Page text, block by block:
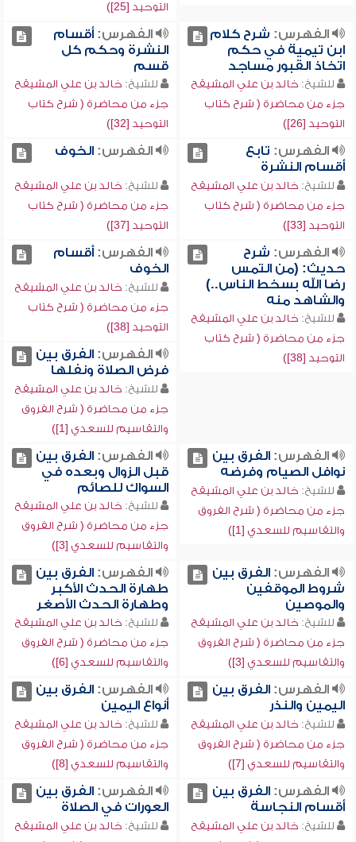
التوحيد [25])
الفهرس: شرح كلام
ابن تيمية في حكم
اتخاذ القبور مساجد
للشيخ: خالد بن علي المشيقح
جزء من محاضرة ( شرح كتاب
التوحيد [26])
الفهرس:أقسام
النشرة وحكم كل
قسم
للشيخ: خالد بن علي المشيقح
جزء من محاضرة ( شرح كتاب
التوحيد [32])
الفهرس: تابع
أقسام النشرة
للشيخ: خالد بن علي المشيقح
جزء من محاضرة ( شرح كتاب
التوحيد [33])
الفهرس:الخوف
للشيخ: خالد بن علي المشيقح
جزء من محاضرة ( شرح كتاب
التوحيد [37])
الفهرس: شرح
حديث: (من التمس
رضا الله بسخط الناس..)
والشاهد منه
للشيخ: خالد بن علي المشيقح
جزء من محاضرة ( شرح كتاب
التوحيد [38])
الفهرس:أقسام
الخوف
للشيخ: خالد بن علي المشيقح
جزء من محاضرة ( شرح كتاب
التوحيد [38])
الفهرس:الفرق بين
فرض الصلاة ونفلها
للشيخ: خالد بن علي المشيقح
جزء من محاضرة ( شرح الفروق
والتقاسيم للسعدي [1])
الفهرس:الفرق بين
نوافل الصيام وفرضه
للشيخ: خالد بن علي المشيقح
جزء من محاضرة ( شرح الفروق
والتقاسيم للسعدي [1])
الفهرس:الفرق بين
قبل الزوال وبعده في
السواك للصائم
للشيخ: خالد بن علي المشيقح
جزء من محاضرة ( شرح الفروق
والتقاسيم للسعدي [3])
الفهرس:الفرق بين
شروط الموقفين
والموصين
للشيخ: خالد بن علي المشيقح
جزء من محاضرة ( شرح الفروق
والتقاسيم للسعدي [3])
الفهرس:الفرق بين
طهارة الحدث الأكبر
وطهارة الحدث الأصغر
للشيخ: خالد بن علي المشيقح
جزء من محاضرة ( شرح الفروق
والتقاسيم للسعدي [6])
الفهرس:الفرق بين
اليمين والنذر
للشيخ: خالد بن علي المشيقح
جزء من محاضرة ( شرح الفروق
والتقاسيم للسعدي [7])
الفهرس:الفرق بين
أنواع اليمين
للشيخ: خالد بن علي المشيقح
جزء من محاضرة ( شرح الفروق
والتقاسيم للسعدي [8])
الفهرس:الفرق بين
أقسام النجاسة
للشيخ: خالد بن علي المشيقح
الفهرس:الفرق بين
العورات في الصلاة
للشيخ: خالد بن علي المشيقح